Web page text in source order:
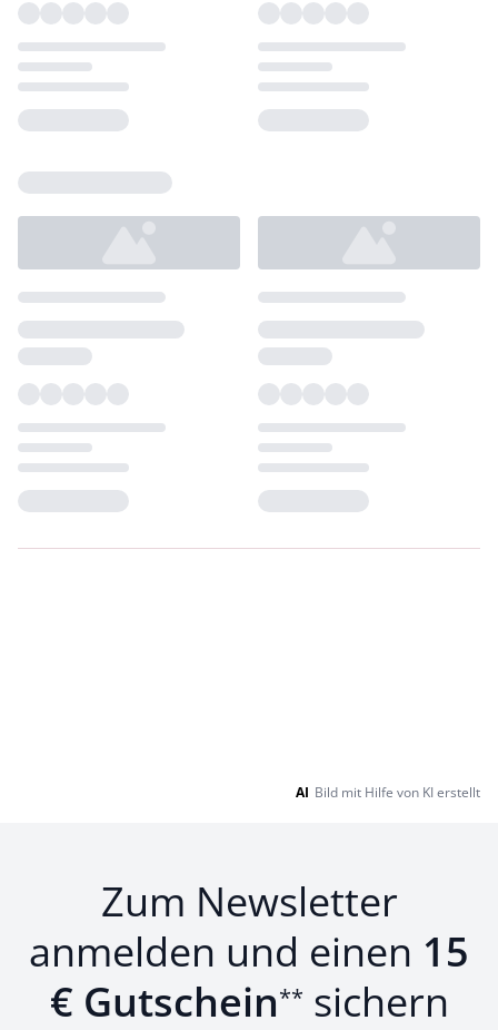
AI Bild mit Hilfe von KI erstellt
Zum Newsletter
anmelden und einen 15
€ Gutschein** sichern